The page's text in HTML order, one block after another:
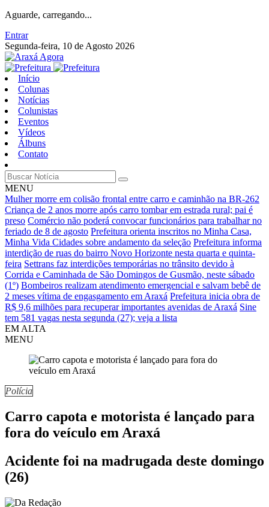
Aguarde, carregando...
Entrar
Segunda-feira, 10 de Agosto 2026
Início
Colunas
Notícias
Colunistas
Eventos
Vídeos
Álbuns
Contato
MENU
Mulher morre em colisão frontal entre carro e caminhão na BR-262
Criança de 2 anos morre após carro tombar em estrada rural; pai é
preso Comércio não poderá convocar funcionários para trabalhar no
feriado de 8 de agosto Prefeitura orienta inscritos no Minha Casa,
Minha Vida Cidades sobre andamento da seleção Prefeitura informa
interdição de ruas do bairro Novo Horizonte nesta quarta e quinta-
feira Settrans faz interdições temporárias no trânsito devido à
Corrida e Caminhada de São Domingos de Gusmão, neste sábado
(1º) Bombeiros realizam atendimento emergencial e salvam bebê de
2 meses vítima de engasgamento em Araxá Prefeitura inicia obra de
R$ 9,6 milhões para recuperar importantes avenidas de Araxá Sine
tem 581 vagas nesta segunda (27); veja a lista
EM ALTA
MENU
Polícia
Carro capota e motorista é lançado para
fora do veículo em Araxá
Acidente foi na madrugada deste domingo
(26)